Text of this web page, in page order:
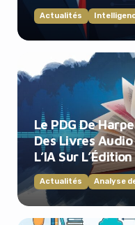
Actualités
Le PDG De
Des Livres
L’IA Sur L’Édition
Actualités Analyse